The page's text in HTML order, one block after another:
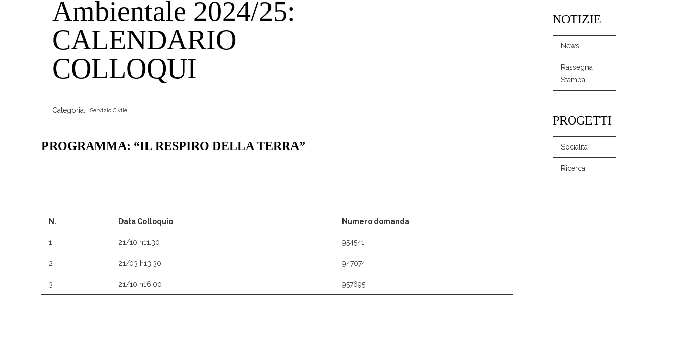
Ambientale 2024/25:
CALENDARIO
COLLOQUI
Categoria: Servizio Civile
PROGRAMMA: “IL RESPIRO DELLA TERRA”
N. Data Colloquio Numero domanda
1 21/10 h11:30 954541
2 21/03 h13:30 947074
3 21/10 h16.00 957695
NOTIZIE
News
Rassegna
Stampa
PROGETTI
Socialità
Ricerca